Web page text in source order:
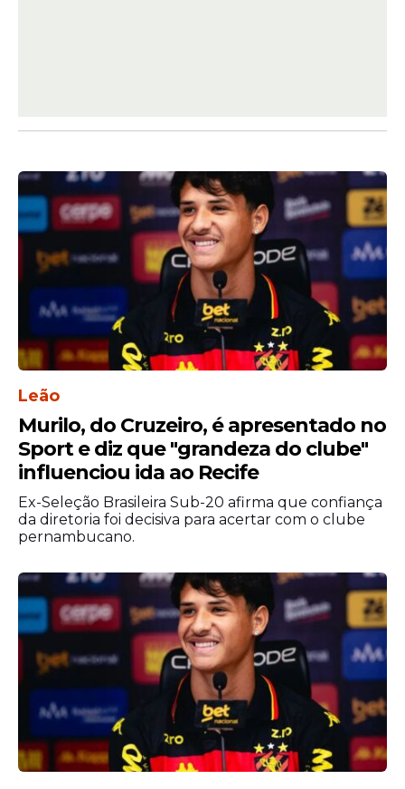
Leão
Murilo, do Cruzeiro, é apresentado no
Sport e diz que "grandeza do clube"
influenciou ida ao Recife
Ex-Seleção Brasileira Sub-20 afirma que confiança
da diretoria foi decisiva para acertar com o clube
pernambucano.